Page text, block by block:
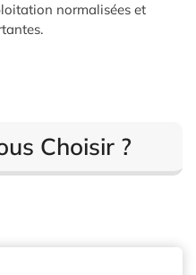
normalisées et
Choisir ?